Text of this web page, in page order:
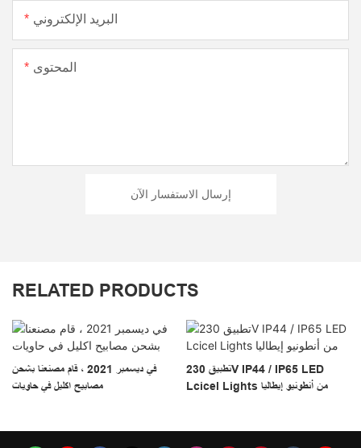
البريد الإلكتروني
المحتوى
إرسال الاستفسار الآن
RELATED PRODUCTS
في ديسمبر 2021 ، قام مصنعنا بشحن
مصابيح اكليل في حاويات
تطبيق 230V IP44 / IP65 LED
Lcicel Lights من أنطونيو إيطاليا